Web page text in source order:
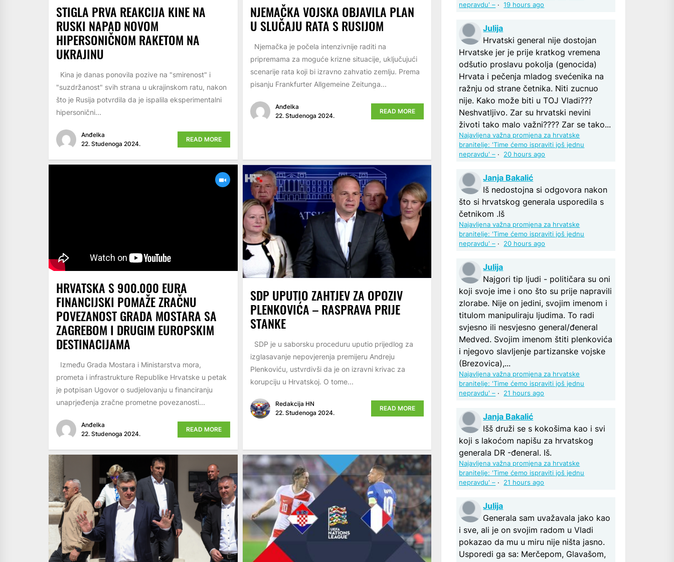
STIGLA PRVA REAKCIJA KINE NA
RUSKI NAPAD NOVOM
HIPERSONIČNOM RAKETOM NA
UKRAJINU
Kina je danas ponovila pozive na "smirenost" i
"suzdržanost" svih strana u ukrajinskom ratu, nakon
što je Rusija potvrdila da je ispalila eksperimentalni
hipersonični...
Anđelka
22. Studenoga 2024.
READ MORE
NJEMAČKA VOJSKA OBJAVILA PLAN
U SLUČAJU RATA S RUSIJOM
Njemačka je počela intenzivnije raditi na
pripremama za moguće krizne situacije, uključujući
scenarije rata koji bi izravno zahvatio zemlju. Prema
pisanju Frankfurter Allgemeine Zeitunga...
Anđelka
22. Studenoga 2024.
READ MORE
HRVATSKA S 900.000 EURA
FINANCIJSKI POMAŽE ZRAČNU
POVEZANOST GRADA MOSTARA SA
ZAGREBOM I DRUGIM EUROPSKIM
DESTINACIJAMA
Između Grada Mostara i Ministarstva mora,
prometa i infrastrukture Republike Hrvatske u petak
je potpisan Ugovor o sudjelovanju u financiranju
unaprjeđenja zračne prometne povezanosti...
Anđelka
22. Studenoga 2024.
READ MORE
SDP UPUTIO ZAHTJEV ZA OPOZIV
PLENKOVIĆA – RASPRAVA PRIJE
STANKE
SDP je u saborsku proceduru uputio prijedlog za
izglasavanje nepovjerenja premijeru Andreju
Plenkoviću, ustvrdivši da je on izravni krivac za
korupciju u Hrvatskoj. O tome...
Redakcija HN
22. Studenoga 2024.
READ MORE
nepravdu' – ·19 hours ago
Julija
Hrvatski general nije dostojan
Hrvatske jer je prije kratkog vremena
odšutio proslavu pokolja (genocida)
Hrvata i pečenja mladog svećenika na
ražnju od strane četnika. Niti zucnuo
nije. Kako može biti u TOJ Vladi???
Neshvatljivo. Zar su hrvatski nevini
životi tako malo važni???? Zar se tako...
Najavljena važna promjena za hrvatske
branitelje: 'Time ćemo ispraviti još jednu
nepravdu' – · 20 hours ago
Janja Bakalić
Iš nedostojna si odgovora nakon
što si hrvatskog generala usporedila s
četnikom .Iš
Najavljena važna promjena za hrvatske
branitelje: 'Time ćemo ispraviti još jednu
nepravdu' – · 20 hours ago
Julija
Najgori tip ljudi - političara su oni
koji svoje ime i ono što su prije napravili
zlorabe. Nije on jedini, svojim imenom i
titulom manipuliraju ljudima. To radi
svjesno ili nesvjesno general/đeneral
Medved. Svojim imenom štiti plenkovića
i njegovo slavljenje partizanske vojske
(Brezovica),...
Najavljena važna promjena za hrvatske
branitelje: 'Time ćemo ispraviti još jednu
nepravdu' – · 21 hours ago
Janja Bakalić
Išš druži se s kokošima kao i svi
koji s lakoćom napišu za hrvatskog
generala DR -đeneral. Iš.
Najavljena važna promjena za hrvatske
branitelje: 'Time ćemo ispraviti još jednu
nepravdu' – · 21 hours ago
Julija
Generala sam uvažavala jako kao
i sve, ali je on svojim radom u Vladi
pokazao da mu u miru nije ništa jasno.
Usporedi ga sa: Merčepom, Glavašom,